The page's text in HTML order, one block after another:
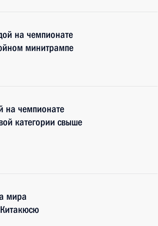
на чемпионате
минитрампе
на чемпионате
категории свыше
мира